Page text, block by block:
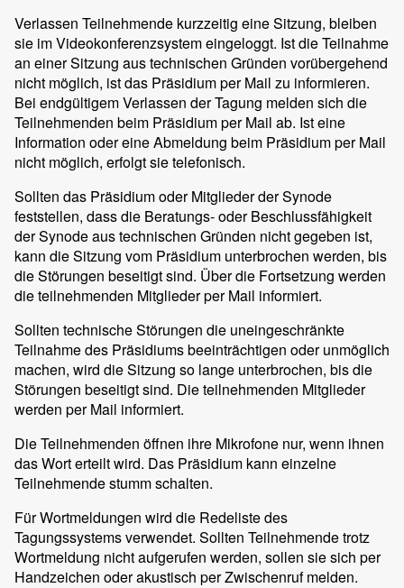
Verlassen Teilnehmende kurzzeitig eine Sitzung, bleiben
sie im Videokonferenzsystem eingeloggt. Ist die Teilnahme
an einer Sitzung aus technischen Gründen vorübergehend
nicht möglich, ist das Präsidium per Mail zu informieren.
Bei endgültigem Verlassen der Tagung melden sich die
Teilnehmenden beim Präsidium per Mail ab. Ist eine
Information oder eine Abmeldung beim Präsidium per Mail
nicht möglich, erfolgt sie telefonisch.
Sollten das Präsidium oder Mitglieder der Synode
feststellen, dass die Beratungs- oder Beschlussfähigkeit
der Synode aus technischen Gründen nicht gegeben ist,
kann die Sitzung vom Präsidium unterbrochen werden, bis
die Störungen beseitigt sind. Über die Fortsetzung werden
die teilnehmenden Mitglieder per Mail informiert.
Sollten technische Störungen die uneingeschränkte
Teilnahme des Präsidiums beeinträchtigen oder unmöglich
machen, wird die Sitzung so lange unterbrochen, bis die
Störungen beseitigt sind. Die teilnehmenden Mitglieder
werden per Mail informiert.
Die Teilnehmenden öffnen ihre Mikrofone nur, wenn ihnen
das Wort erteilt wird. Das Präsidium kann einzelne
Teilnehmende stumm schalten.
Für Wortmeldungen wird die Redeliste des
Tagungssystems verwendet. Sollten Teilnehmende trotz
Wortmeldung nicht aufgerufen werden, sollen sie sich per
Handzeichen oder akustisch per Zwischenruf melden.